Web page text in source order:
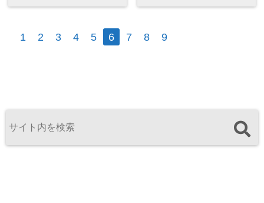
1 2 3 4 5 6 7 8 9